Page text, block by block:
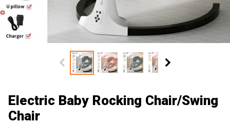
Electric Baby Rocking Chair/Swing
Chair